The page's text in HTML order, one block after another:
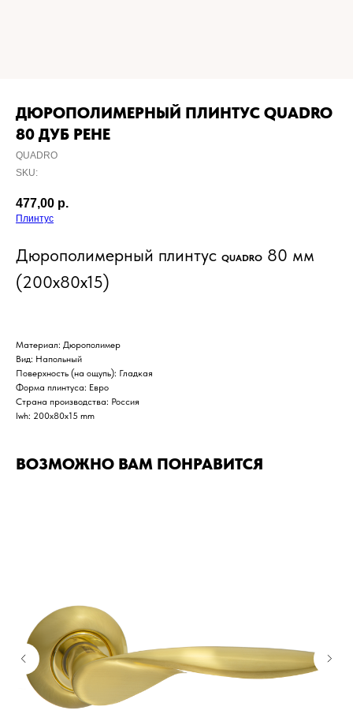
ДЮРОПОЛИМЕРНЫЙ ПЛИНТУС QUADRO
80 ДУБ РЕНЕ
QUADRO
SKU:
477,00 р.
Плинтус
Дюрополимерный плинтус QUADRO 80 мм
(200x80x15)
Материал: Дюрополимер
Вид: Напольный
Поверхность (на ощупь): Гладкая
Форма плинтуса: Евро
Страна производства: Россия
lwh: 200x80x15 mm
ВОЗМОЖНО ВАМ ПОНРАВИТСЯ